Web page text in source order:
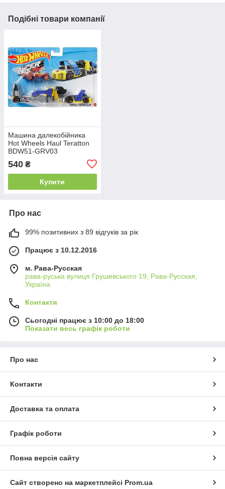
Подібні товари компанії
Машина далекобійника
Hot Wheels Haul Teratton
BDW51-GRV03
540 ₴
Купити
Про нас
99% позитивних з 89 відгуків за рік
Працює з 10.12.2016
м. Рава-Русская
рава-руська вулиця Грушевського 19, Рава-Русская,
Україна
Контакти
Сьогодні працює з 10:00 до 18:00
Показати весь графік роботи
Про нас
Контакти
Доставка та оплата
Графік роботи
Повна версія сайту
Сайт створено на маркетплейсі Prom.ua